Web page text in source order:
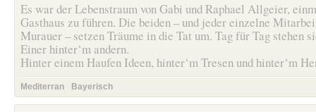
Es war der Lebenstraum von Gabi und Raphael Allgeier,
Gasthaus zu führen. Die beiden – und jeder einzelne
Murauer – setzen Träume in die Tat um. Tag für Tag stehen
Einer hinter‘m andern.
Hinter einem Haufen Ideen, hinter‘m Tresen und hinter‘m
Mediterran Bayerisch